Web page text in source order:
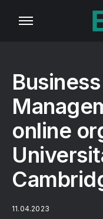
online
11.04.2023